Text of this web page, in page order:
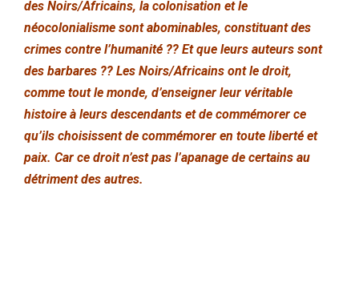
des Noirs/Africains, la colonisation et le
néocolonialisme sont abominables, constituant des
crimes contre l’humanité ?? Et que leurs auteurs sont
des barbares ?? Les Noirs/Africains ont le droit,
comme tout le monde, d’enseigner leur véritable
histoire à leurs descendants et de commémorer ce
qu’ils choisissent de commémorer en toute liberté et
paix. Car ce droit n’est pas l’apanage de certains au
détriment des autres.